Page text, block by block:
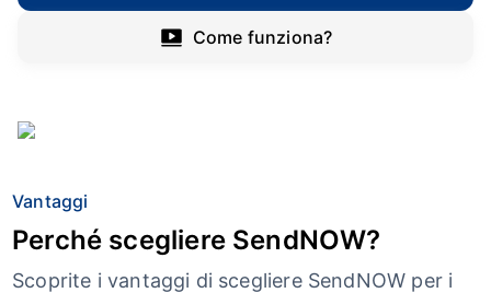
Come funziona?
Vantaggi
Perché scegliere SendNOW?
Scoprite i vantaggi di scegliere SendNOW per i